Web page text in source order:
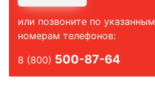
или позвоните по указанным
номерам телефонов:
8 (800) 500-87-64